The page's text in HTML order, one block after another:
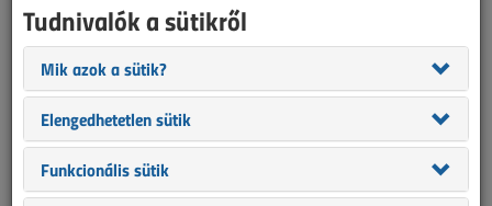
A megvásárolt lapszámot megkapom nyomtatott
formában is?
Meddig érvényes a hozzáférés a megvásárolt
lapszámhoz?
VL előfizetés
Tudnivalók a sütikről
Mik azok a sütik?
Elengedhetetlen sütik
Funkcionális sütik